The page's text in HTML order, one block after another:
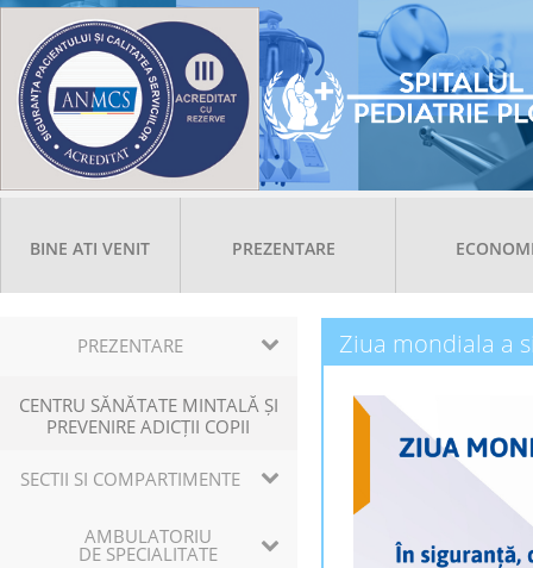
BINE ATI VENIT PREZENTARE
PREZENTARE
CENTRU SĂNĂTATE MINTALĂ ȘI
PREVENIRE ADICȚII COPII
SECTII SI COMPARTIMENTE
AMBULATORIU
DE SPECIALITATE
Ziua mondiala a